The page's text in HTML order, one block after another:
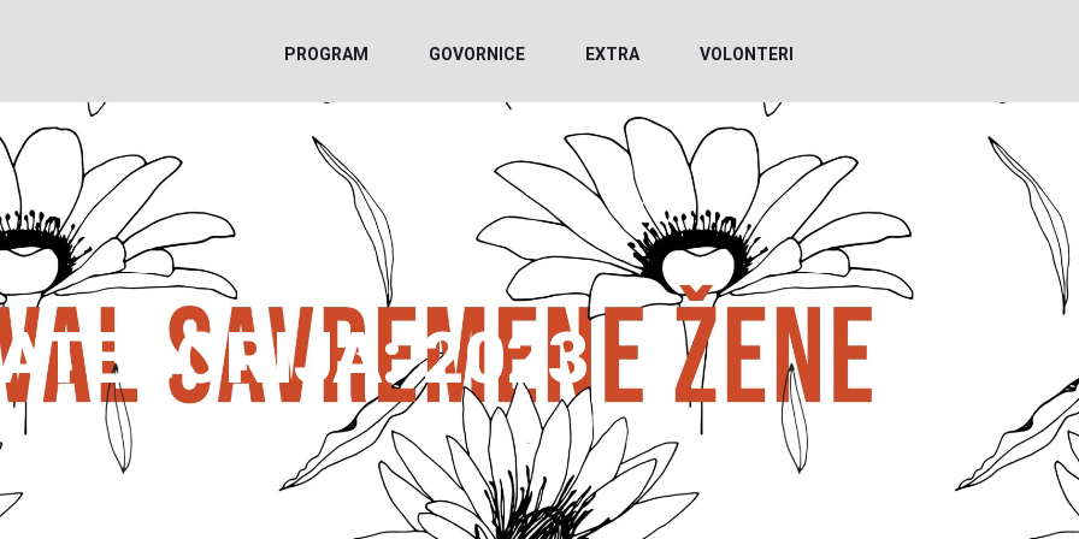
PROGRAM GOVORNICE EXTRA VOLONTERI
2023